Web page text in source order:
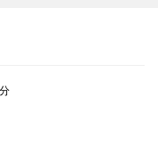
体验合格表； 4、外
驶证（正副本）；
。 联系人：骆教练